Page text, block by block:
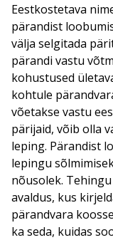
Eestkostetava
pärandist
välja selgitada
pärandi vastu
kohustused
kohtule
võetakse vastu
pärijaid, võib olla
leping. Pärandist
lepingu
nõusolek.
avaldus, kus
pärandvara
ka seda, kuidas